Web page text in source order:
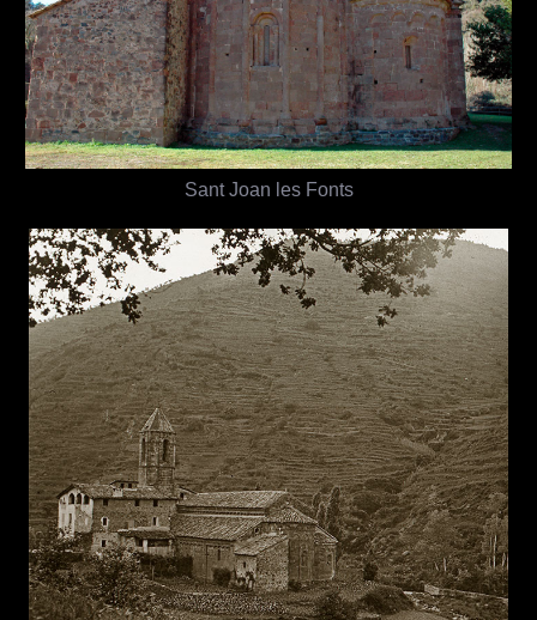
Sant Joan les Fonts